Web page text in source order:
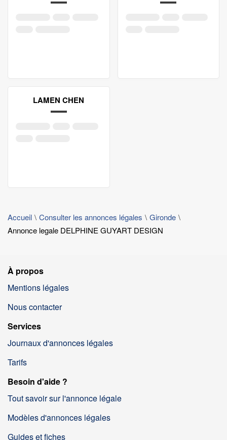
LAMEN CHEN
Accueil Consulter les annonces légales
Gironde
Annonce legale DELPHINE GUYART DESIGN
À propos
Mentions légales
Nous contacter
Services
Journaux d'annonces légales
Tarifs
Besoin d'aide ?
Tout savoir sur l'annonce légale
Modèles d'annonces légales
Guides et fiches